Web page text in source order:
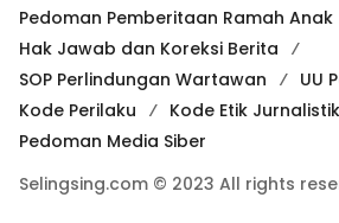
Pedoman Pemberitaan Ramah Anak
Hak Jawab dan Koreksi Berita
SOP Perlindungan Wartawan
UU
Kode Perilaku
Kode Etik Jurnalistik
Pedoman Media Siber
Selingsing.com © 2023 All rights